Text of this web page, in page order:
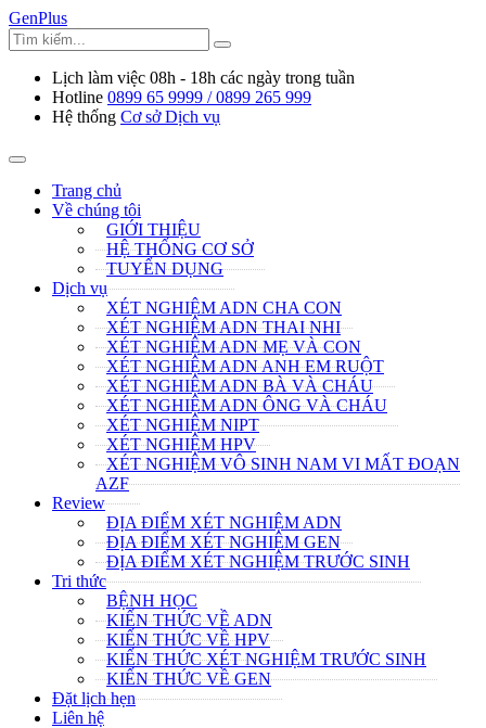
GenPlus
Lịch làm việc 08h - 18h các ngày trong tuần
Hotline 0899 65 9999 / 0899 265 999
Hệ thống Cơ sở Dịch vụ
Trang chủ
Về chúng tôi
GIỚI THIỆU
HỆ THỐNG CƠ SỞ
TUYỂN DỤNG
Dịch vụ
XÉT NGHIỆM ADN CHA CON
XÉT NGHIỆM ADN THAI NHI
XÉT NGHIỆM ADN MẸ VÀ CON
XÉT NGHIỆM ADN ANH EM RUỘT
XÉT NGHIỆM ADN BÀ VÀ CHÁU
XÉT NGHIỆM ADN ÔNG VÀ CHÁU
XÉT NGHIỆM NIPT
XÉT NGHIỆM HPV
XÉT NGHIỆM VÔ SINH NAM VI MẤT ĐOẠN
AZF
Review
ĐỊA ĐIỂM XÉT NGHIỆM ADN
ĐỊA ĐIỂM XÉT NGHIỆM GEN
ĐỊA ĐIỂM XÉT NGHIỆM TRƯỚC SINH
Tri thức
BỆNH HỌC
KIẾN THỨC VỀ ADN
KIẾN THỨC VỀ HPV
KIẾN THỨC XÉT NGHIỆM TRƯỚC SINH
KIẾN THỨC VỀ GEN
Đặt lịch hẹn
Liên hệ